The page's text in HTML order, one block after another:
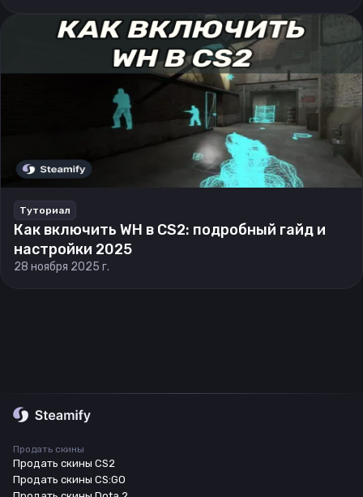
Туториал
Как включить WH в CS2: подробный гайд и
настройки 2025
28 ноября 2025 г.
Продать скины
Продать скины CS2
Продать скины CS:GO